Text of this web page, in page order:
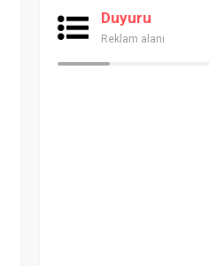
Duyuru
Reklam alanı